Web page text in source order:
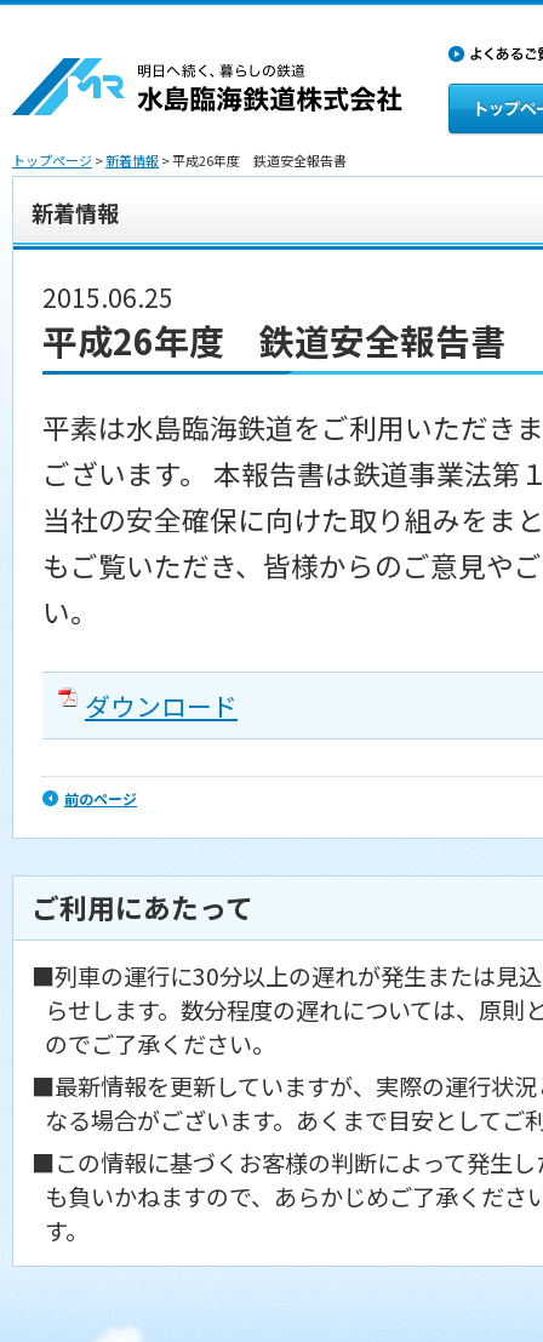
トップページ>新着情報> 平成26年度 鉄道安全報告書
新着情報
2015.06.25
平成26年度 鉄道安全報告書
平素は水島臨海鉄道をご利用いただき
ございます。 本報告書は鉄道事業法第
当社の安全確保に向けた取り組みをま
もご覧いただき、皆様からのご意見や
い。
ダウンロード
前のページ
ご利用にあたって
■列車の運行に30分以上の遅れが発生または見
らせします。数分程度の遅れについては、原則
のでご了承ください。
■最新情報を更新していますが、実際の運行状
なる場合がございます。あくまで目安としてご
■この情報に基づくお客様の判断によって発生
も負いかねますので、あらかじめご了承くださ
す。